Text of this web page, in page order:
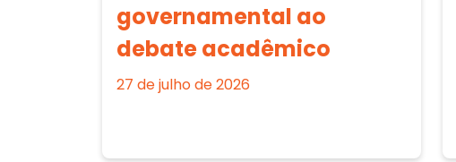
governamental ao
debate acadêmico
27 de julho de 2026